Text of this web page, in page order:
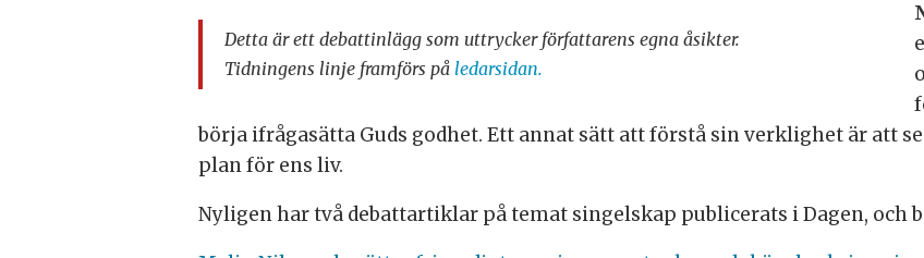
Detta är ett debattinlägg som uttrycker författarens egna åsikter.
Tidningens linje framförs påledarsidan.
börja ifrågasätta Guds godhet. Ett annat sätt att förstå sin verklighet är att
plan för ens liv.
Nyligen har två debattartiklar på temat singelskap publicerats i Dagen, och